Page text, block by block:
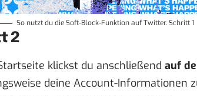
So nutzt du die Soft-Block-Funktion auf Twitter. Schritt 1
2
klickst du anschließend auf
deine Account-Informationen